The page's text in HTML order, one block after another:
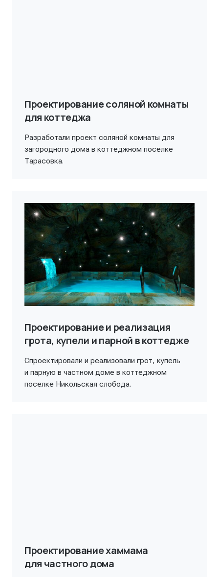
Проектирование соляной комнаты
для коттеджа
Разработали проект соляной комнаты для
загородного дома в коттеджном поселке
Тарасовка.
Проектирование и реализация
грота, купели и парной в коттедже
Спроектировали и реализовали грот, купель
и парную в частном доме в коттеджном
поселке Никольская слобода.
Проектирование хаммама
для частного дома